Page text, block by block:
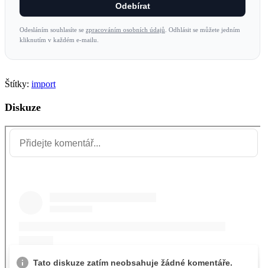
Odebírat
Odesláním souhlasíte se zpracováním osobních údajů . Odhlásit se můžete jedním
kliknutím v každém e-mailu.
Štítky: import
Diskuze